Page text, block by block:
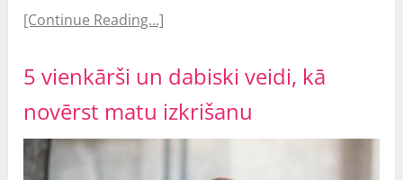
[Continue Reading...]
5 vienkārši un dabiski veidi, kā
novērst matu izkrišanu